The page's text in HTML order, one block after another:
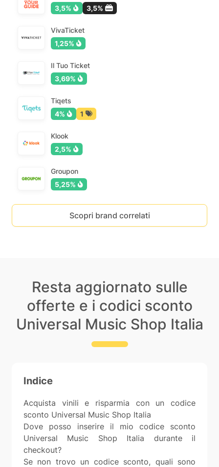
3,5%
3,5%
VivaTicket
1,25%
Il Tuo Ticket
3,69%
Tiqets
4%
1
Klook
2,5%
Groupon
5,25%
Scopri brand correlati
Resta aggiornato sulle
offerte e i codici sconto
Universal Music Shop Italia
Indice
Acquista vinili e risparmia con un codice
sconto Universal Music Shop Italia
Dove posso inserire il mio codice sconto
Universal Music Shop Italia durante il
checkout?
Se non trovo un codice sconto, quali sono